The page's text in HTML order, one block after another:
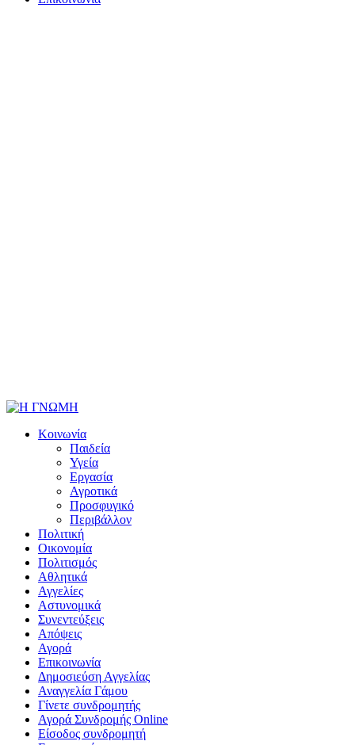
Κοινωνία
Παιδεία
Υγεία
Εργασία
Αγροτικά
Προσφυγικό
Περιβάλλον
Πολιτική
Οικονομία
Πολιτισμός
Αθλητικά
Αγγελίες
Αστυνομικά
Συνεντεύξεις
Απόψεις
Αγορά
Επικοινωνία
Δημοσιεύση Αγγελίας
Αναγγελία Γάμου
Γίνετε συνδρομητής
Αγορά Συνδρομής Online
Είσοδος συνδρομητή